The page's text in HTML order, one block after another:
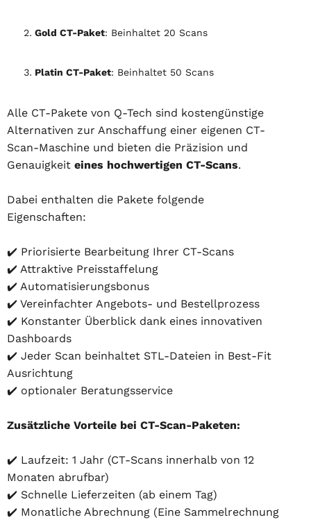
Gold CT-Paket: Beinhaltet 20 Scans
Platin CT-Paket: Beinhaltet 50 Scans
Alle CT-Pakete von Q-Tech sind kostengünstige
Alternativen zur Anschaffung einer eigenen CT-
Scan-Maschine und bieten die Präzision und
Genauigkeit eines hochwertigen CT-Scans.
Dabei enthalten die Pakete folgende
Eigenschaften:
✔️ Priorisierte Bearbeitung Ihrer CT-Scans
✔️ Attraktive Preisstaffelung
✔️ Automatisierungsbonus
✔️ Vereinfachter Angebots- und Bestellprozess
✔️ Konstanter Überblick dank eines innovativen
Dashboards
✔️ Jeder Scan beinhaltet STL-Dateien in Best-Fit
Ausrichtung
✔️ optionaler Beratungsservice
Zusätzliche Vorteile bei CT-Scan-Paketen:
✔️ Laufzeit: 1 Jahr (CT-Scans innerhalb von 12
Monaten abrufbar)
✔️ Schnelle Lieferzeiten (ab einem Tag)
✔️ Monatliche Abrechnung (Eine Sammelrechnung